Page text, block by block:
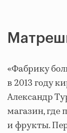
«Фабрику
в 2013 году
Александр
магазин, где
и фрукты.